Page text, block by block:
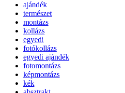
ajándék
természet
montázs
kollázs
egyedi
fotókollázs
egyedi ajándék
fotomontázs
képmontázs
kék